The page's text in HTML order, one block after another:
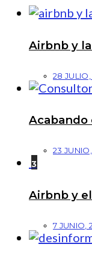
Airbnb y
28
Acabando
23
3
Airbnb y
7 JUNIO,